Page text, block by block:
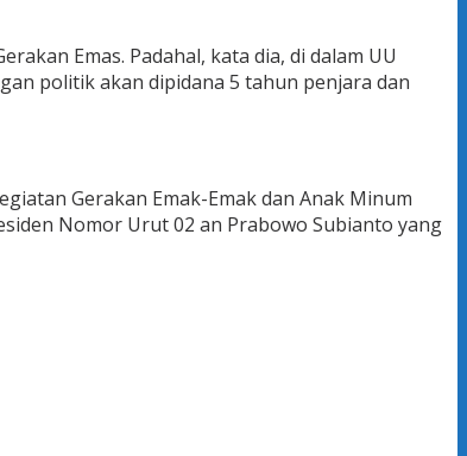
Emas. Padahal, kata dia, di dalam UU
politik akan dipidana 5 tahun penjara dan
Gerakan Emak-Emak dan Anak Minum
Nomor Urut 02 an Prabowo Subianto yang